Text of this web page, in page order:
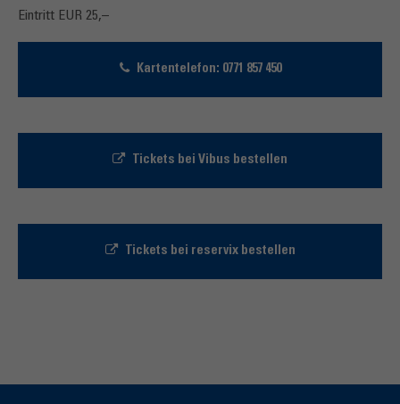
Eintritt EUR 25,–
Kartentelefon: 0771 857 450
Tickets bei Vibus bestellen
Tickets bei reservix bestellen